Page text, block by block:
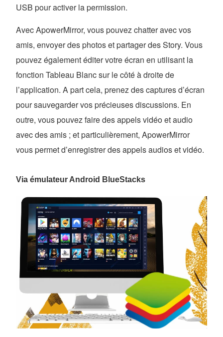
USB pour activer la permission.
Avec ApowerMirror, vous pouvez chatter avec vos
amis, envoyer des photos et partager des Story. Vous
pouvez également éditer votre écran en utilisant la
fonction Tableau Blanc sur le côté à droite de
l’application. A part cela, prenez des captures d’écran
pour sauvegarder vos précieuses discussions. En
outre, vous pouvez faire des appels vidéo et audio
avec des amis ; et particulièrement, ApowerMirror
vous permet d’enregistrer des appels audios et vidéo.
Via émulateur Android BlueStacks